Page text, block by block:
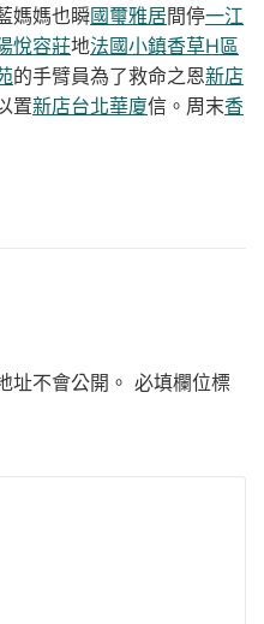
媽媽也瞬國璽雅居間停一江
悅容莊地法國小鎮香草H區
的手臂員為了救命之恩新店
置新店台北華廈信。周末香
址不會公開。 必填欄位標